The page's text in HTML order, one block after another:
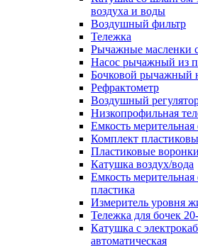
воздуха и воды
Воздушный фильтр
Тележка
Рычажные масленки
Насос рычажный из
Бочковой рычажный
Рефрактометр
Воздушный
Низкопрофильная
Емкость мерительная
Комплект
Пластиковые воронки
Катушка воздух/вода
Емкость мерительная
пластика
Измеритель уровня
Тележка для бочек
Катушка с
автоматическая